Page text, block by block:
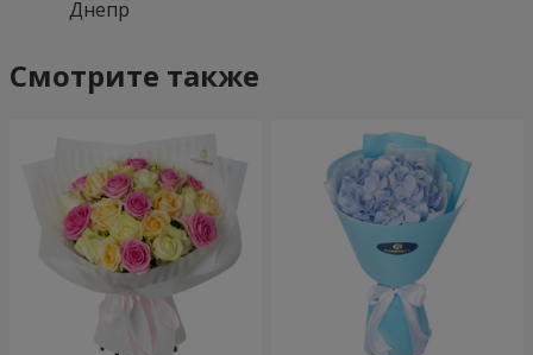
Днепр
Смотрите также